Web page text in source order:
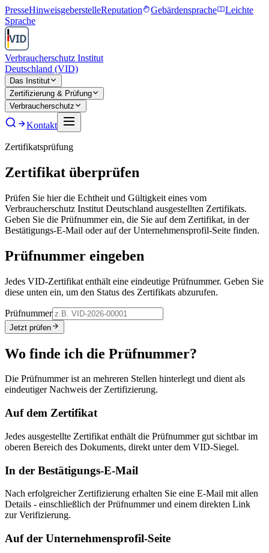
PresseHinweisgeberstelleReputation Gebärdensprache
Leichte
Sprache
Verbraucherschutz Institut
Deutschland (VID)
Das Institut
Zertifizierung & Prüfung
Verbraucherschutz
Kontakt
Zertifikatsprüfung
Zertifikat überprüfen
Prüfen Sie hier die Echtheit und Gültigkeit eines vom
Verbraucherschutz Institut Deutschland ausgestellten Zertifikats.
Geben Sie die Prüfnummer ein, die Sie auf dem Zertifikat, in der
Bestätigungs-E-Mail oder auf der Unternehmensprofil-Seite finden.
Prüfnummer eingeben
Jedes VID-Zertifikat enthält eine eindeutige Prüfnummer. Geben Sie
diese unten ein, um den Status des Zertifikats abzurufen.
Prüfnummer
Jetzt prüfen
Wo finde ich die Prüfnummer?
Die Prüfnummer ist an mehreren Stellen hinterlegt und dient als
eindeutiger Nachweis der Zertifizierung.
Auf dem Zertifikat
Jedes ausgestellte Zertifikat enthält die Prüfnummer gut sichtbar im
oberen Bereich des Dokuments, direkt unter dem VID-Siegel.
In der Bestätigungs-E-Mail
Nach erfolgreicher Zertifizierung erhalten Sie eine E-Mail mit allen
Details - einschließlich der Prüfnummer und einem direkten Link
zur Verifizierung.
Auf der Unternehmensprofil-Seite